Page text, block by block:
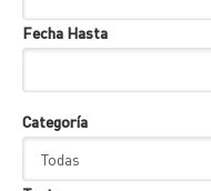
Fecha Hasta
Categoría